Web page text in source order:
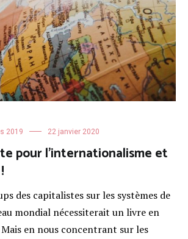
2019 22 janvier 2020
pour l’internationalisme et
des capitalistes sur les systèmes de
mondial nécessiterait un livre en
en nous concentrant sur les